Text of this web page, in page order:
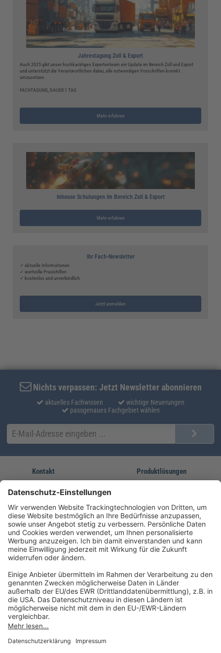
Jahrestagung Zoll & Export
Auch 2025 gibt unser hochkarätiges Expertenteam ein Update im Bereich Zoll und Export
und unterstützt die Verantwortlichen dabei, alle notwendigen Vorschriften korrekt
umzusetzen.
FACHTAGUNG, DAUER 1 TAG
Mehr erfahren
Inhouse Schulungen im Bereich Zoll & Export
Mehr erfahren
Ihr Fach-Newsletter
✓ aktuelle Informationen
✓ wertvolle Praxishilfen
✓ kostenlos und unverbindlich
Jetzt anmelden
Nichts verpassen: Jetzt Newsletter abonnieren
aktuelles Fachwissen
wichtige Neuerungen
passgenaues Fachgebiet wählen
Kontakt
service@forum-verlag.com
Mo-Do 07:30 - 17:00 Uhr
Fr 07:30 - 15:00 Uhr
Produktlösungen
Unsere Marken
Folgen Sie uns
Impressum
Datenschutz